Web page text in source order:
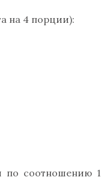
на 4 порции):
по соотношению 1